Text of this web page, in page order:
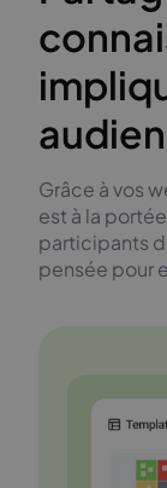
Grâce à vos
est à la
participants
pensée pour